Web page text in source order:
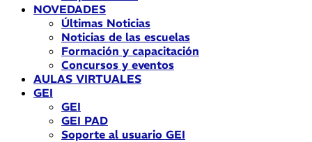
NOVEDADES
Últimas Noticias
Noticias de las escuelas
Formación y capacitación
Concursos y eventos
AULAS VIRTUALES
GEI
GEI
GEI PAD
Soporte al usuario GEI